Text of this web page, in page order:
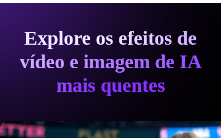
Explore os efeitos de
vídeo e imagem de IA
mais quentes